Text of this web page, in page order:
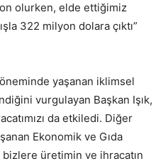
olurken, elde ettiğimiz
322 milyon dolara çıktı”
yaşanan iklimsel
vurgulayan Başkan Işık,
da etkiledi. Diğer
Ekonomik ve Gıda
üretimin ve ihracatın